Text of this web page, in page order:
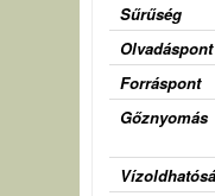
Sűrűség
Olvadáspont
Forráspont
Gőznyomás